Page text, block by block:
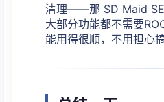
清理——那 SD Maid SE
大部分功能都不需要
能用得很顺，不用担心